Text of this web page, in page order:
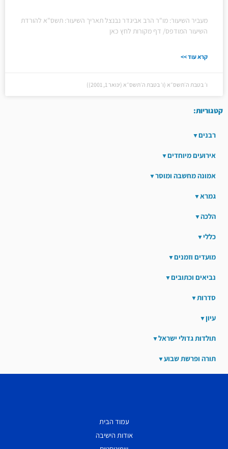
מעביר השיעור: מו"ר הרב אביגדר נבנצל תאריך השיעור: תשס"א להורדת
השיעור המודפס/ דף מקורות לחץ כאן
קרא עוד >>
ו׳ בטבת ה׳תשס״א (ו׳ בטבת ה׳תשס״א (ינואר 1, 2001))
קטגוריות:
רבנים
אירועים מיוחדים
אמונה מחשבה ומוסר
גמרא
הלכה
כללי
מועדים וזמנים
נביאים וכתובים
סדרות
עיון
תולדות גדולי ישראל
תורה ופרשת שבוע
עמוד הבית
אודות הישיבה